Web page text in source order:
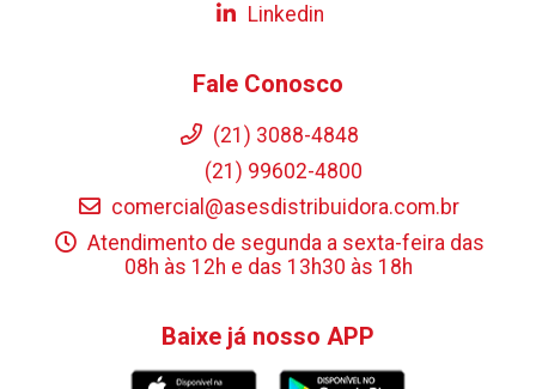
Linkedin
Fale Conosco
(21) 3088-4848
(21) 99602-4800
comercial@asesdistribuidora.com.br
Atendimento de segunda a sexta-feira das
08h às 12h e das 13h30 às 18h
Baixe já nosso APP